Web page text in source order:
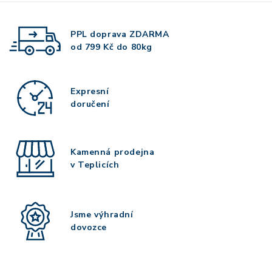
PPL doprava ZDARMA
od 799 Kč do 80kg
Expresní
doručení
Kamenná prodejna
v Teplicích
Jsme výhradní
dovozce